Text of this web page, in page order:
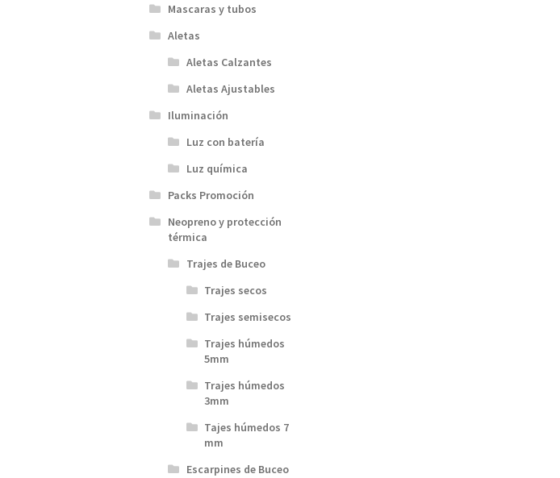
Mascaras y tubos
Aletas
Aletas Calzantes
Aletas Ajustables
Iluminación
Luz con batería
Luz química
Packs Promoción
Neopreno y protección
térmica
Trajes de Buceo
Trajes secos
Trajes semisecos
Trajes húmedos
5mm
Trajes húmedos
3mm
Tajes húmedos 7
mm
Escarpines de Buceo